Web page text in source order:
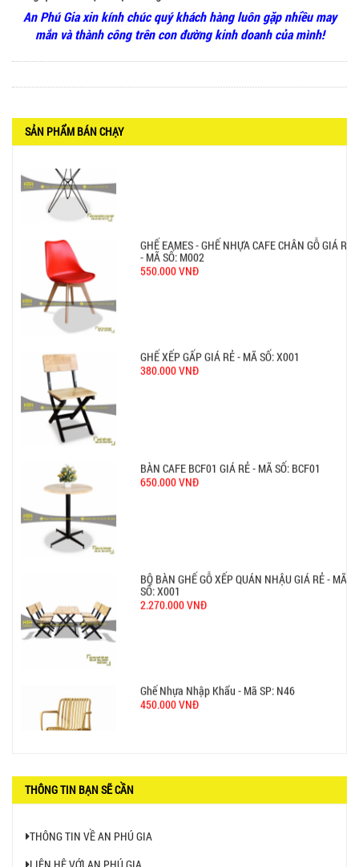
An Phú Gia xin kính chúc quý khách hàng luôn gặp nhiều may
mắn và thành công trên con đường kinh doanh của mình!
SẢN PHẨM BÁN CHẠY
Liên hệ
BCF SX
GHẾ EAMES - GHẾ NHỰA CAFE CHÂN GỖ GIÁ RẺ
- MÃ SỐ: M002
550.000 VNĐ
GHẾ XẾP GẤP GIÁ RẺ - MÃ SỐ: X001
380.000 VNĐ
BÀN CAFE BCF01 GIÁ RẺ - MÃ SỐ: BCF01
650.000 VNĐ
BỘ BÀN GHẾ GỖ XẾP QUÁN NHẬU GIÁ RẺ - MÃ
SỐ: X001
2.270.000 VNĐ
Ghế Nhựa Nhập Khẩu - Mã SP: N46
450.000 VNĐ
Ghế Ăn nhập khẩu ELLA - Mã SP: GNK05
THÔNG TIN BẠN SẼ CẦN
THÔNG TIN VỀ AN PHÚ GIA